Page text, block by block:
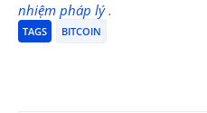
nhiệm pháp lý.
TAGS BITCOIN